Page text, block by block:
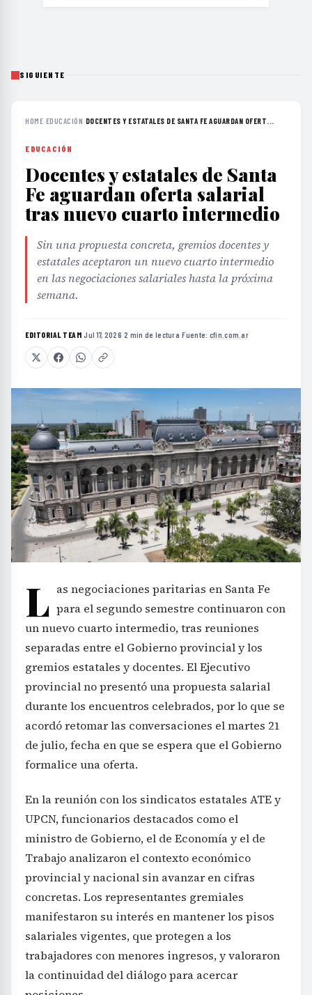
SIGUIENTE
HOME›EDUCACIÓN› DOCENTES Y ESTATALES DE SANTA FE AGUARDAN OFERT...
EDUCACIÓN
Docentes y estatales de Santa
Fe aguardan oferta salarial
tras nuevo cuarto intermedio
Sin una propuesta concreta, gremios docentes y
estatales aceptaron un nuevo cuarto intermedio
en las negociaciones salariales hasta la próxima
semana.
EDITORIAL TEAM·Jul 17, 2026·2 min de lectura·Fuente: cfin.com.ar
L as negociaciones paritarias en Santa Fe
para el segundo semestre continuaron con
un nuevo cuarto intermedio, tras reuniones
separadas entre el Gobierno provincial y los
gremios estatales y docentes. El Ejecutivo
provincial no presentó una propuesta salarial
durante los encuentros celebrados, por lo que se
acordó retomar las conversaciones el martes 21
de julio, fecha en que se espera que el Gobierno
formalice una oferta.
En la reunión con los sindicatos estatales ATE y
UPCN, funcionarios destacados como el
ministro de Gobierno, el de Economía y el de
Trabajo analizaron el contexto económico
provincial y nacional sin avanzar en cifras
concretas. Los representantes gremiales
manifestaron su interés en mantener los pisos
salariales vigentes, que protegen a los
trabajadores con menores ingresos, y valoraron
la continuidad del diálogo para acercar